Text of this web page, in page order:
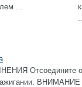
...
Отсоедините
ВНИМАНИЕ